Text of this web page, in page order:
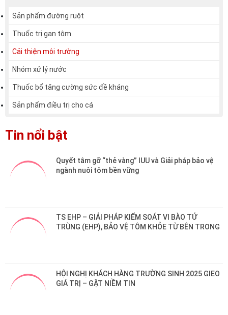
Sản phẩm đường ruột
Thuốc trị gan tôm
Cải thiện môi trường
Nhóm xử lý nước
Thuốc bổ tăng cường sức đề kháng
Sản phẩm điều trị cho cá
Tin nổi bật
Quyết tâm gỡ “thẻ vàng” IUU và Giải pháp bảo vệ
ngành nuôi tôm bền vững
TS EHP – GIẢI PHÁP KIỂM SOÁT VI BÀO TỬ
TRÙNG (EHP), BẢO VỆ TÔM KHỎE TỪ BÊN TRONG
HỘI NGHỊ KHÁCH HÀNG TRƯỜNG SINH 2025 GIEO
GIÁ TRỊ – GẶT NIỀM TIN